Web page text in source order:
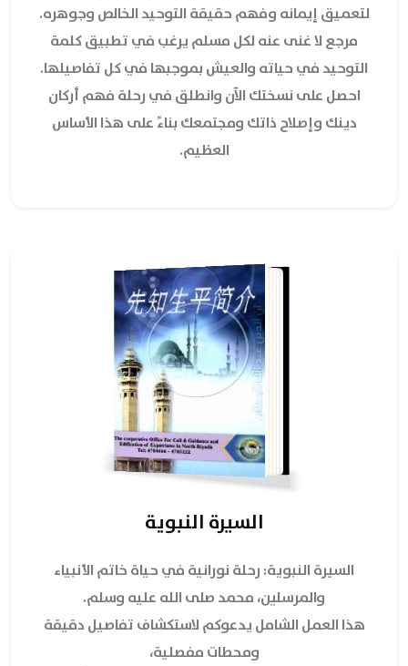
لتعميق إيمانه وفهم حقيقة التوحيد الخالص وجوهره.
مرجع لا غنى عنه لكل مسلم يرغب في تطبيق كلمة
التوحيد في حياته والعيش بموجبها في كل تفاصيلها.
احصل على نسختك الآن وانطلق في رحلة فهم أركان
دينك وإصلاح ذاتك ومجتمعك بناءً على هذا الأساس
العظيم.
السيرة النبوية
السيرة النبوية: رحلة نورانية في حياة خاتم الأنبياء
والمرسلين، محمد صلى الله عليه وسلم.
هذا العمل الشامل يدعوكم لاستكشاف تفاصيل دقيقة
ومحطات مفصلية،